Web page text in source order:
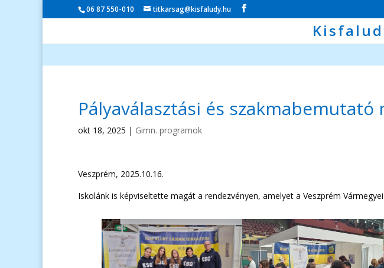
06 87 550-010 titkarsag@kisfaludy.hu
Pályaválasztási és szakmabemutató
okt 18, 2025 | Gimn. programok
Veszprém, 2025.10.16.
Iskolánk is képviseltette magát a rendezvényen, amelyet a Veszprém